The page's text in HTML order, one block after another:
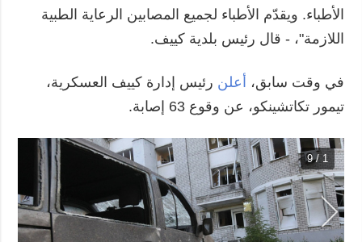
الأطباء. ويقدّم الأطباء لجميع المصابين الرعاية الطبية
اللازمة"، - قال رئيس بلدية كييف.
في وقت سابق، أعلن رئيس إدارة كييف العسكرية،
تيمور تكاتشينكو، عن وقوع 63 إصابة.
1 / 9